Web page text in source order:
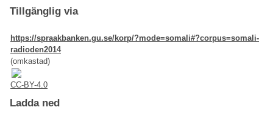
Tillgänglig via
https://spraakbanken.gu.se/korp/?mode=somali#?corpus=somali-
radioden2014
(omkastad)
CC-BY-4.0
Ladda ned